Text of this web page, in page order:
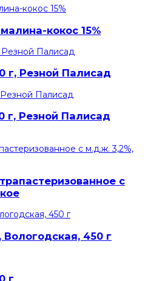
кокос 15%
г, Резной Палисад
г, Резной Палисад
с
450 г